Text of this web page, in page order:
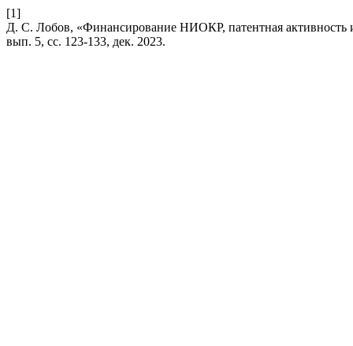
[1]
Д. С. Лобов, «Финансирование НИОКР, патентная
вып. 5, сс. 123-133, дек. 2023.